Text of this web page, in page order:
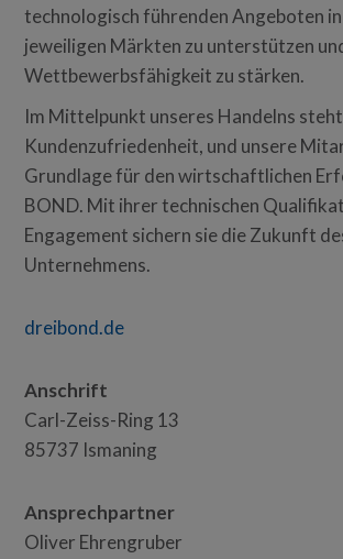
technologisch führenden Angeboten
jeweiligen Märkten zu unterstützen
Wettbewerbsfähigkeit zu stärken.
Im Mittelpunkt unseres Handelns
Kundenzufriedenheit, und unsere
Grundlage für den wirtschaftlichen
BOND. Mit ihrer technischen
Engagement sichern sie die Zukunft
Unternehmens.
dreibond.de
Anschrift
Carl-Zeiss-Ring 13
85737 Ismaning
Ansprechpartner
Oliver Ehrengruber